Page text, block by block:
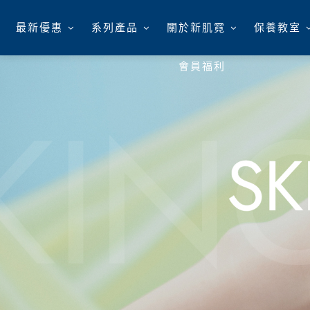
最新優惠 系列產品 關於新肌霓 保養教室
會員福利